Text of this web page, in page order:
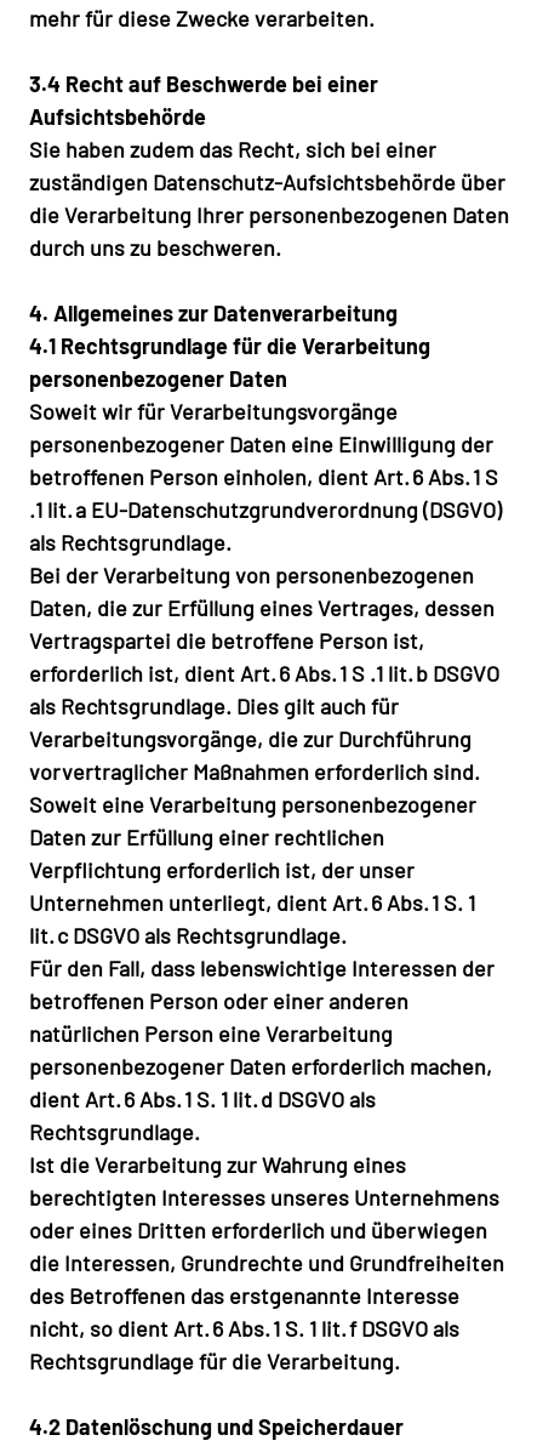
mehr für diese Zwecke verarbeiten.
3.4 Recht auf Beschwerde bei einer
Aufsichtsbehörde
Sie haben zudem das Recht, sich bei einer
zuständigen Datenschutz-Aufsichtsbehörde über
die Verarbeitung Ihrer personenbezogenen Daten
durch uns zu beschweren.
4. Allgemeines zur Datenverarbeitung
4.1 Rechtsgrundlage für die Verarbeitung
personenbezogener Daten
Soweit wir für Verarbeitungsvorgänge
personenbezogener Daten eine Einwilligung der
betroffenen Person einholen, dient Art. 6 Abs. 1 S
.1 lit. a EU-Datenschutzgrundverordnung (DSGVO)
als Rechtsgrundlage.
Bei der Verarbeitung von personenbezogenen
Daten, die zur Erfüllung eines Vertrages, dessen
Vertragspartei die betroffene Person ist,
erforderlich ist, dient Art. 6 Abs. 1 S .1 lit. b DSGVO
als Rechtsgrundlage. Dies gilt auch für
Verarbeitungsvorgänge, die zur Durchführung
vorvertraglicher Maßnahmen erforderlich sind.
Soweit eine Verarbeitung personenbezogener
Daten zur Erfüllung einer rechtlichen
Verpflichtung erforderlich ist, der unser
Unternehmen unterliegt, dient Art. 6 Abs. 1 S. 1
lit. c DSGVO als Rechtsgrundlage.
Für den Fall, dass lebenswichtige Interessen der
betroffenen Person oder einer anderen
natürlichen Person eine Verarbeitung
personenbezogener Daten erforderlich machen,
dient Art. 6 Abs. 1 S. 1 lit. d DSGVO als
Rechtsgrundlage.
Ist die Verarbeitung zur Wahrung eines
berechtigten Interesses unseres Unternehmens
oder eines Dritten erforderlich und überwiegen
die Interessen, Grundrechte und Grundfreiheiten
des Betroffenen das erstgenannte Interesse
nicht, so dient Art. 6 Abs. 1 S. 1 lit. f DSGVO als
Rechtsgrundlage für die Verarbeitung.
4.2 Datenlöschung und Speicherdauer